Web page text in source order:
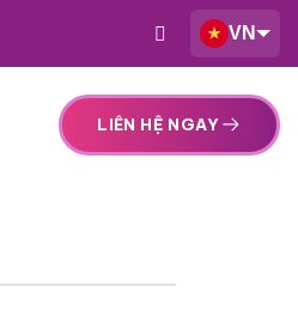
VN
LIÊN HỆ NGAY